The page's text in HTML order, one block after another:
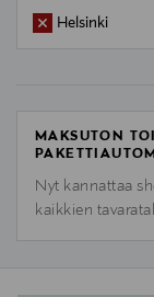
Helsinki
MAKSUTON
Nyt kannattaa
kaikkien